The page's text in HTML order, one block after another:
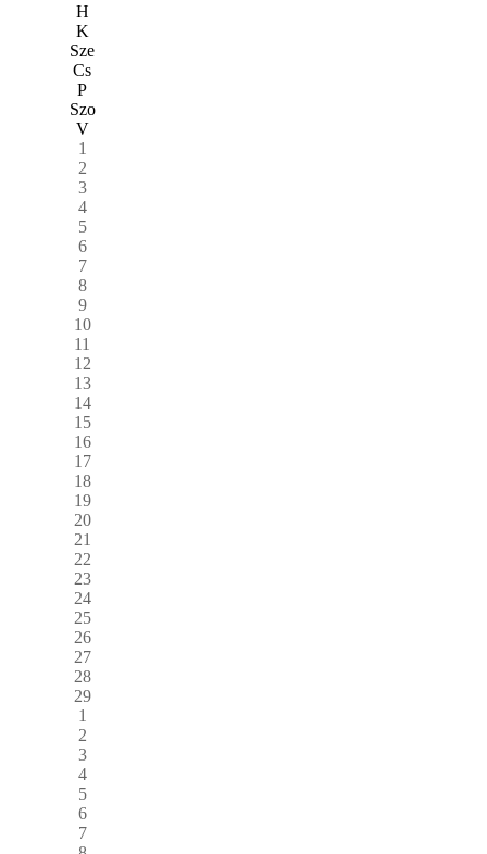
H
K
Sze
Cs
P
Szo
V
1
2
3
4
5
6
7
8
9
10
11
12
13
14
15
16
17
18
19
20
21
22
23
24
25
26
27
28
29
1
2
3
4
5
6
7